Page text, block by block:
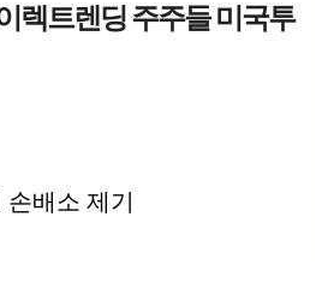
렉트렌딩 주주들 미국투
배소 제기